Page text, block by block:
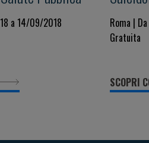
a 14/09/2018
Roma |
Gratuita
SCOPRI